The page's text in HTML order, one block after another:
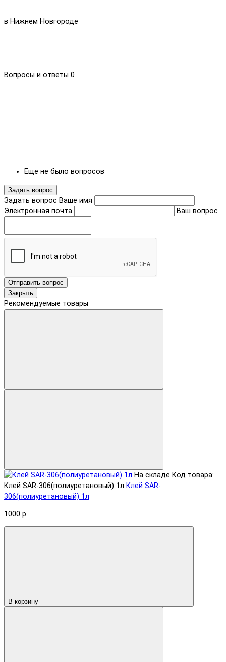
в Нижнем Новгороде
Вопросы и ответы 0
Еще не было вопросов
Задать вопрос
Задать вопрос Ваше имя
Электронная почта
Ваш вопрос
Отправить вопрос
Закрыть
Рекомендуемые товары
На складе Код товара:
Клей SAR-306(полиуретановый) 1л Клей SAR-
306(полиуретановый) 1л
1000 р.
В корзину